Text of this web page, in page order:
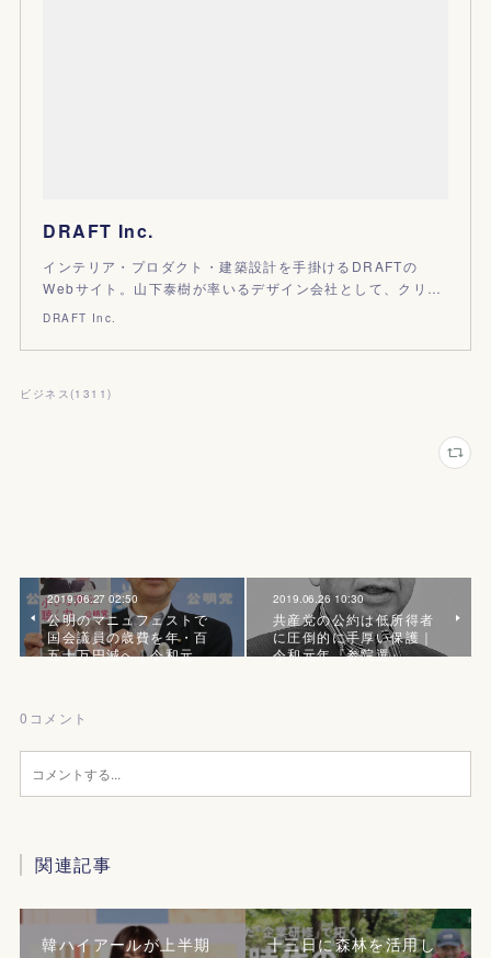
DRAFT Inc.
インテリア・プロダクト・建築設計を手掛けるDRAFTの
Webサイト。山下泰樹が率いるデザイン会社として、クリ…
DRAFT Inc.
ビジネス (1311 )
2019.06.27 02:50
公明のマニュフェストで
国会議員の歳費を年・百
五十万円減へ｜令和元…
2019.06.26 10:30
共産党の公約は低所得者
に圧倒的に手厚い保護｜
令和元年『参院選』
0 コメント
関連記事
韓ハイアールが上半期
十三日に森林を活用し